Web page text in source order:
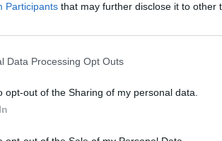
Participants that may further disclose it to other
Data Processing Opt Outs
opt-out of the Sharing of my personal data.